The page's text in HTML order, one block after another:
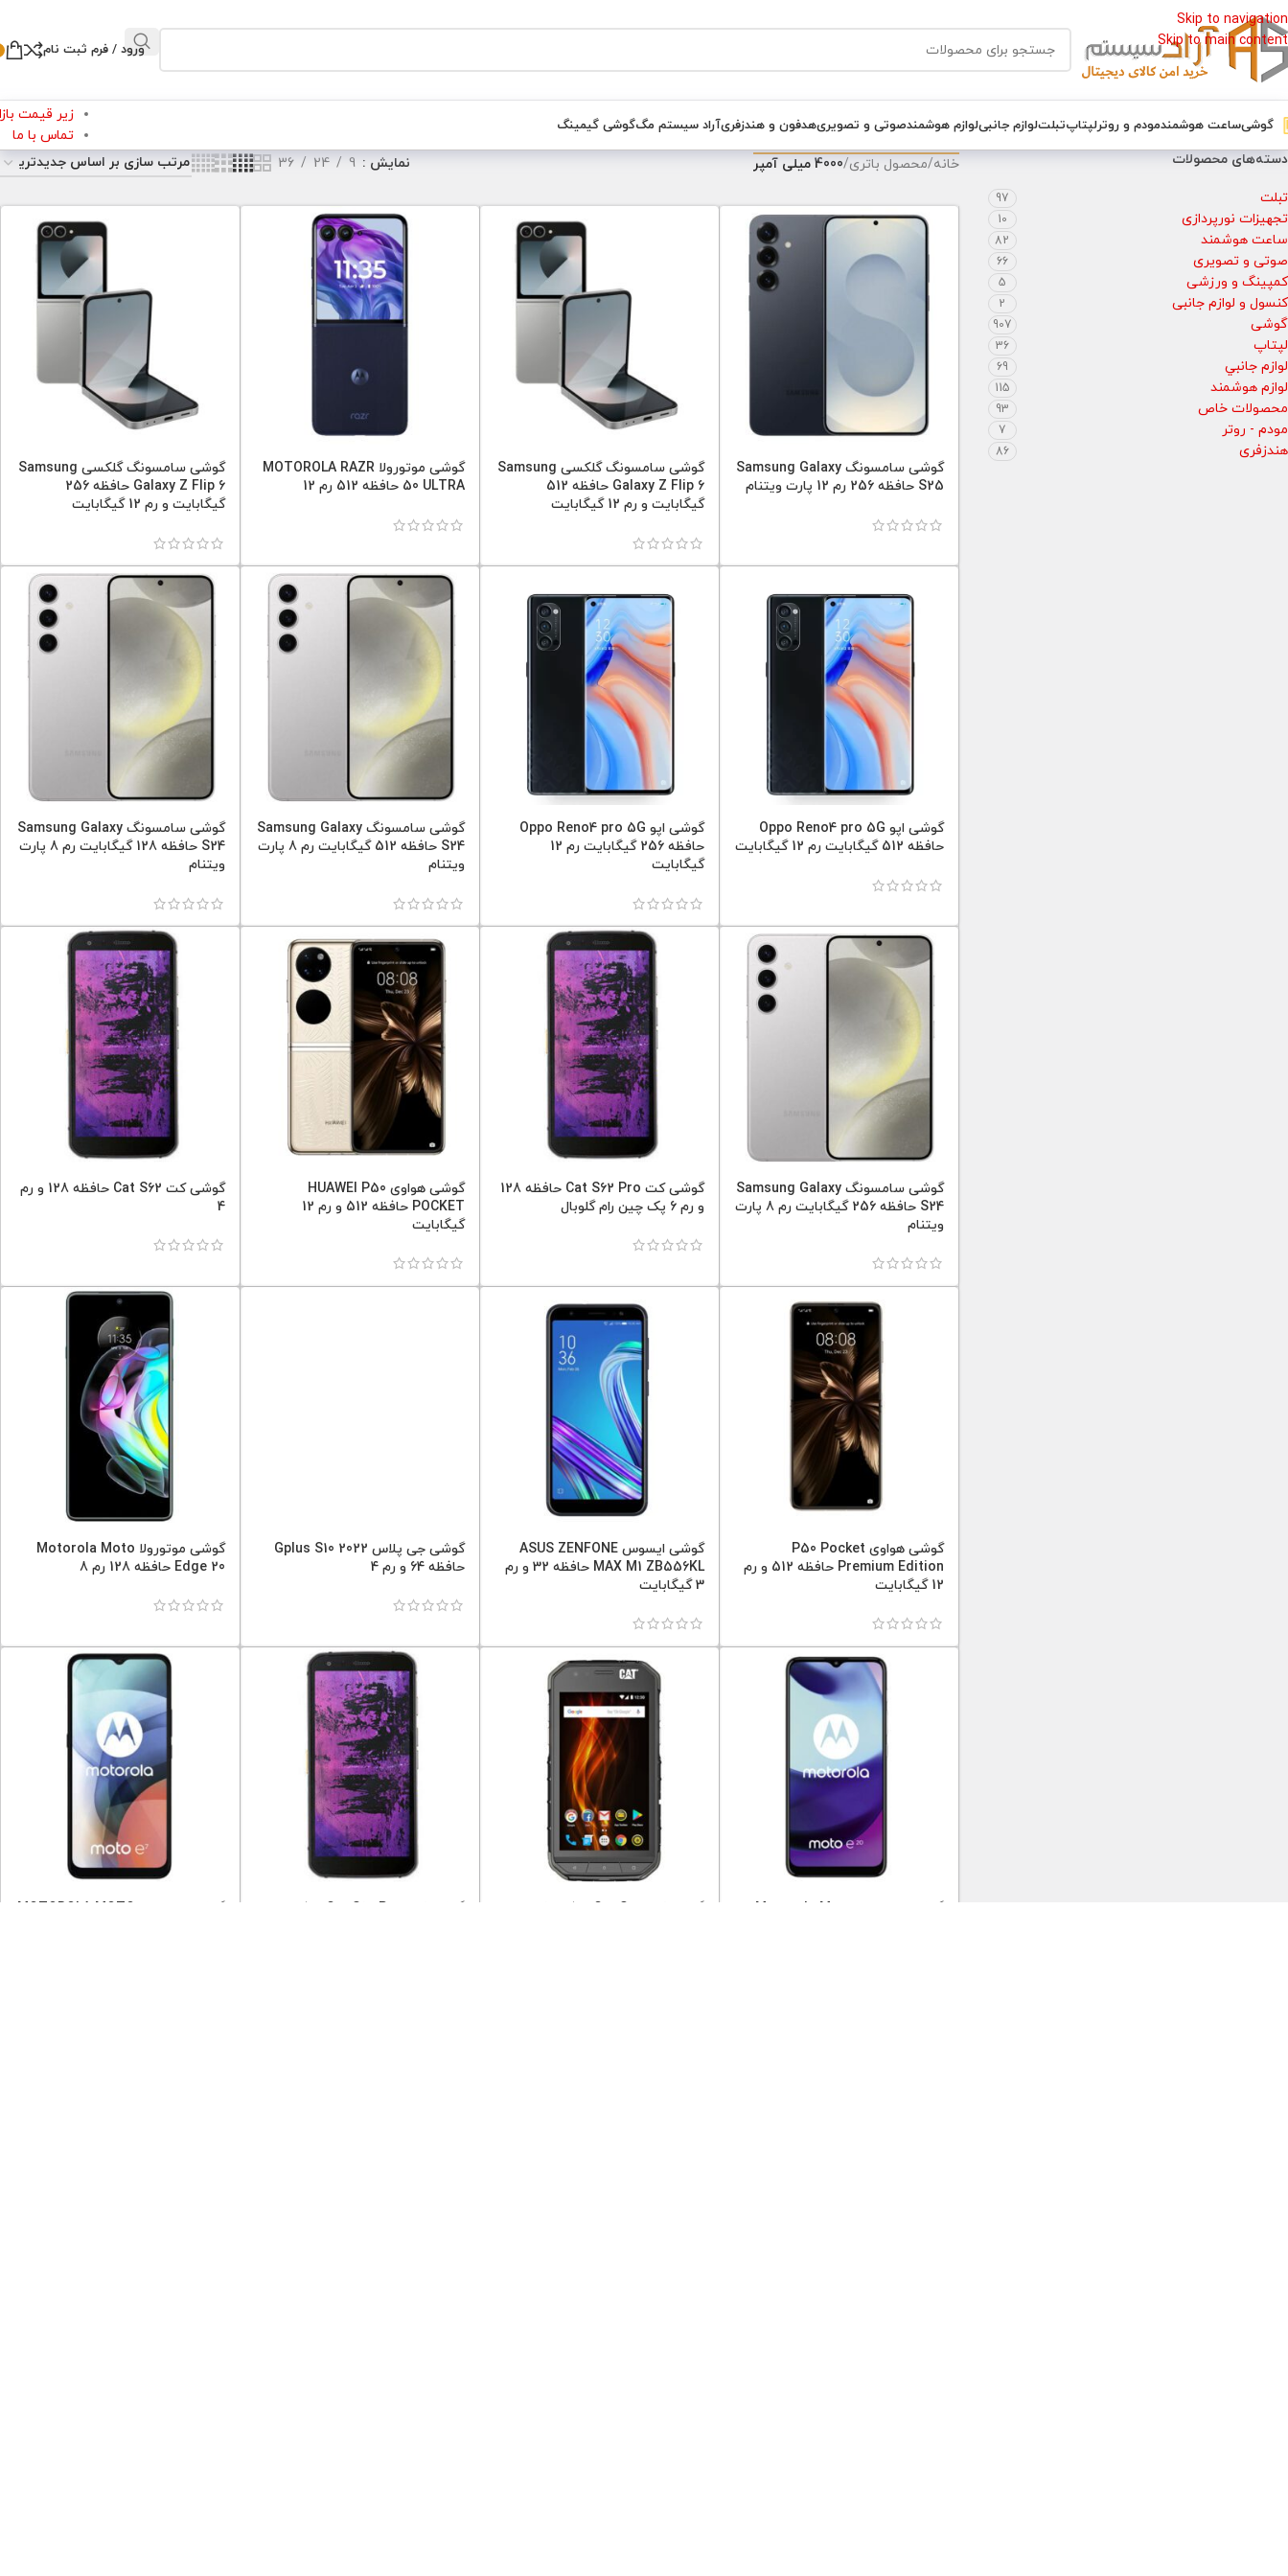
Skip to navigation
Skip to main content
ورود / فرم ثبت نام
گوشیساعت هوشمندمودم و روترلپتاپتبلتلوازم جانبیلوازم هوشمندصوتی و تصویریهدفون و هندزفریآراد سیستم مگگوشی گیمینگ
زیر قیمت
تماس با ما
دسته‌های محصولات
تبلت 97
تجهیزات نورپردازی 10
ساعت هوشمند 82
صوتی و تصویری 66
کمپینگ و ورزشی 5
کنسول و لوازم جانبی 2
گوشی 907
لپتاپ 36
لوازم جانبي 69
لوازم هوشمند 115
محصولات خاص 93
مودم - روتر 7
هندزفری 86
خانه/محصول باتری/4000 میلی آمپر نمایش 9
24
36
گوشی سامسونگ Samsung Galaxy
S25 حافظه 256 رم 12 پارت ویتنام
گوشی سامسونگ گلکسی Samsung
Galaxy Z Flip 6 حافظه 512
گیگابایت و رم 12 گیگابایت
گوشی موتورولا MOTOROLA RAZR
50 ULTRA حافظه 512 رم 12
گوشی سامسونگ گلکسی Samsung
Galaxy Z Flip 6 حافظه 256
گیگابایت و رم 12 گیگابایت
گوشی اپو Oppo Reno4 pro 5G
حافظه 512 گیگابایت رم 12 گیگابایت
گوشی اپو Oppo Reno4 pro 5G
حافظه 256 گیگابایت رم 12
گیگابایت
گوشی سامسونگ Samsung Galaxy
S24 حافظه 512 گیگابایت رم 8 پارت
ویتنام
گوشی سامسونگ Samsung Galaxy
S24 حافظه 128 گیگابایت رم 8 پارت
ویتنام
گوشی سامسونگ Samsung Galaxy
S24 حافظه 256 گیگابایت رم 8 پارت
ویتنام
گوشی کت Cat S62 Pro حافظه 128
و رم 6 پک چین رام گلوبال
گوشی هواوی HUAWEI P50
POCKET حافظه 512 و رم 12
گیگابایت
گوشی کت Cat S62 حافظه 128 و رم
4
گوشی هواوی P50 Pocket
Premium Edition حافظه 512 و رم
12 گیگابایت
گوشی ایسوس ASUS ZENFONE
MAX M1 ZB556KL حافظه 32 و رم
3 گیگابایت
گوشی جی پلاس 2022 Gplus S10
حافظه 64 و رم 4
گوشی موتورولا Motorola Moto
Edge 20 حافظه 128 رم 8